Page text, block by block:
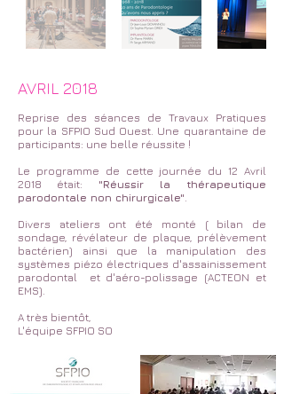
AVRIL 2018
Reprise des séances de Travaux Pratiques
pour la SFPIO Sud Ouest. Une quarantaine de
participants: une belle réussite !
Le programme de cette journée du 12 Avril
2018 était: "Réussir la thérapeutique
parodontale non chirurgicale".
Divers ateliers ont été monté ( bilan de
sondage, révélateur de plaque, prélèvement
bactérien) ainsi que la manipulation des
systèmes piézo électriques d'assainissement
parodontal et d'aéro-polissage (ACTEON et
EMS).
A très bientôt,
L'équipe SFPIO SO